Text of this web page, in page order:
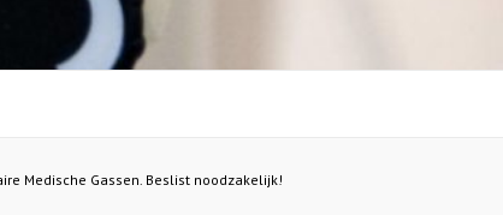
Medische Gassen. Beslist noodzakelijk!